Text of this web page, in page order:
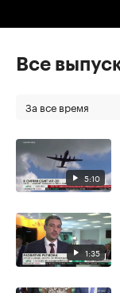
Все
За все время
5:10
1:35